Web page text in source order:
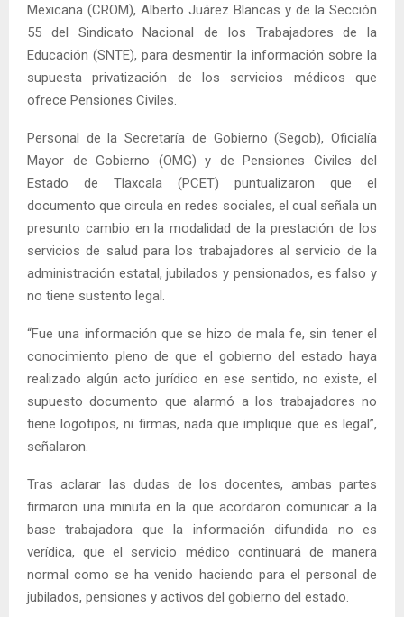
Mexicana (CROM), Alberto Juárez Blancas y de la Sección
55 del Sindicato Nacional de los Trabajadores de la
Educación (SNTE), para desmentir la información sobre la
supuesta privatización de los servicios médicos que
ofrece Pensiones Civiles.
Personal de la Secretaría de Gobierno (Segob), Oficialía
Mayor de Gobierno (OMG) y de Pensiones Civiles del
Estado de Tlaxcala (PCET) puntualizaron que el
documento que circula en redes sociales, el cual señala un
presunto cambio en la modalidad de la prestación de los
servicios de salud para los trabajadores al servicio de la
administración estatal, jubilados y pensionados, es falso y
no tiene sustento legal.
“Fue una información que se hizo de mala fe, sin tener el
conocimiento pleno de que el gobierno del estado haya
realizado algún acto jurídico en ese sentido, no existe, el
supuesto documento que alarmó a los trabajadores no
tiene logotipos, ni firmas, nada que implique que es legal”,
señalaron.
Tras aclarar las dudas de los docentes, ambas partes
firmaron una minuta en la que acordaron comunicar a la
base trabajadora que la información difundida no es
verídica, que el servicio médico continuará de manera
normal como se ha venido haciendo para el personal de
jubilados, pensiones y activos del gobierno del estado.